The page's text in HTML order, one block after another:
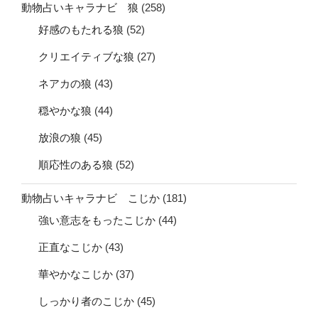
動物占いキャラナビ 狼 (258)
好感のもたれる狼 (52)
クリエイティブな狼 (27)
ネアカの狼 (43)
穏やかな狼 (44)
放浪の狼 (45)
順応性のある狼 (52)
動物占いキャラナビ こじか (181)
強い意志をもったこじか (44)
正直なこじか (43)
華やかなこじか (37)
しっかり者のこじか (45)